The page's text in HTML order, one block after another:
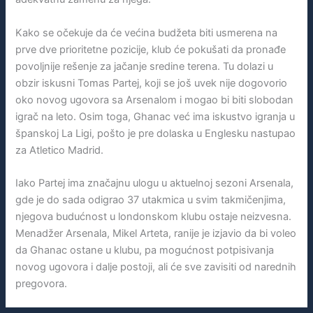
Kako se očekuje da će većina budžeta biti usmerena na
prve dve prioritetne pozicije, klub će pokušati da pronađe
povoljnije rešenje za jačanje sredine terena. Tu dolazi u
obzir iskusni Tomas Partej, koji se još uvek nije dogovorio
oko novog ugovora sa Arsenalom i mogao bi biti slobodan
igrač na leto. Osim toga, Ghanac već ima iskustvo igranja u
španskoj La Ligi, pošto je pre dolaska u Englesku nastupao
za Atletico Madrid.
Iako Partej ima značajnu ulogu u aktuelnoj sezoni Arsenala,
gde je do sada odigrao 37 utakmica u svim takmičenjima,
njegova budućnost u londonskom klubu ostaje neizvesna.
Menadžer Arsenala, Mikel Arteta, ranije je izjavio da bi voleo
da Ghanac ostane u klubu, pa mogućnost potpisivanja
novog ugovora i dalje postoji, ali će sve zavisiti od narednih
pregovora.